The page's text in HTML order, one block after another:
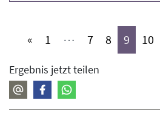
« 1 (aktiv)
⋯ 7(aktiv)
8 (aktiv)
9 (aktiv)
10
Ergebnis jetzt teilen